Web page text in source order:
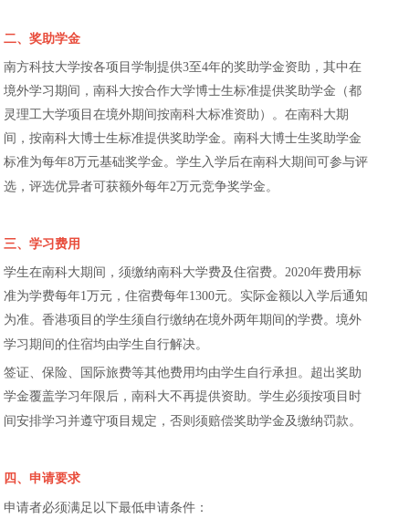
二、奖助学金
南方科技大学按各项目学制提供3至4年的奖助学金资助，其中在
境外学习期间，南科大按合作大学博士生标准提供奖助学金（都
灵理工大学项目在境外期间按南科大标准资助）。在南科大期
间，按南科大博士生标准提供奖助学金。南科大博士生奖助学金
标准为每年8万元基础奖学金。学生入学后在南科大期间可参与评
选，评选优异者可获额外每年2万元竞争奖学金。
三、学习费用
学生在南科大期间，须缴纳南科大学费及住宿费。2020年费用标
准为学费每年1万元，住宿费每年1300元。实际金额以入学后通知
为准。香港项目的学生须自行缴纳在境外两年期间的学费。境外
学习期间的住宿均由学生自行解决。
签证、保险、国际旅费等其他费用均由学生自行承担。超出奖助
学金覆盖学习年限后，南科大不再提供资助。学生必须按项目时
间安排学习并遵守项目规定，否则须赔偿奖助学金及缴纳罚款。
四、申请要求
申请者必须满足以下最低申请条件：